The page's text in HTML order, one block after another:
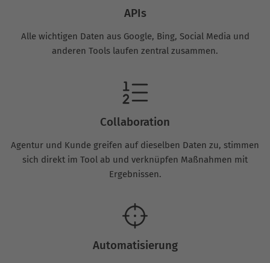
APIs
Alle wichtigen Daten aus Google, Bing, Social Media und
anderen Tools laufen zentral zusammen.
Collaboration
Agentur und Kunde greifen auf dieselben Daten zu, stimmen
sich direkt im Tool ab und verknüpfen Maßnahmen mit
Ergebnissen.
Automatisierung